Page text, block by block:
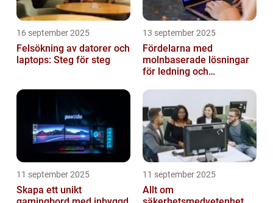
16 september 2025
Felsökning av datorer och
laptops: Steg för steg
13 september 2025
Fördelarna med
molnbaserade lösningar
för ledning och
11 september 2025
Skapa ett unikt
11 september 2025
Allt om